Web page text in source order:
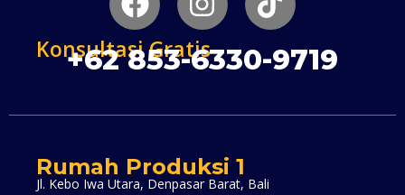
Konsultasi Gratis
+62 853-6330-9719
Rumah Produksi 1
Jl. Kebo Iwa Utara, Denpasar Barat, Bali